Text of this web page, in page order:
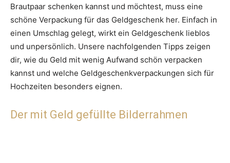
Brautpaar schenken kannst und möchtest, muss eine
schöne Verpackung für das Geldgeschenk her. Einfach in
einen Umschlag gelegt, wirkt ein Geldgeschenk lieblos
und unpersönlich. Unsere nachfolgenden Tipps zeigen
dir, wie du Geld mit wenig Aufwand schön verpacken
kannst und welche Geldgeschenkverpackungen sich für
Hochzeiten besonders eignen.
Der mit Geld gefüllte Bilderrahmen